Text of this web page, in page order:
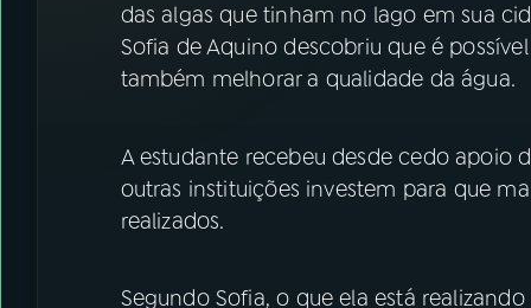
Instagram X
das algas que tinham no lago em sua
Sofia de Aquino descobriu que é
também melhorar a qualidade da água.
A estudante recebeu desde cedo apoio
outras instituições investem para que
realizados.
Segundo Sofia, o que ela está